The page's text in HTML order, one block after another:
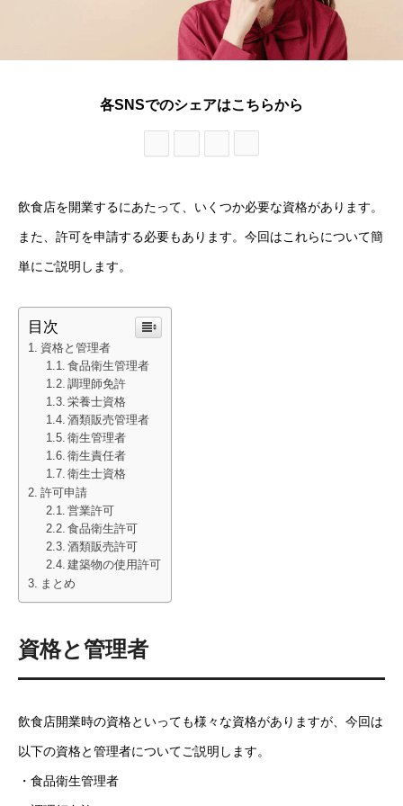
各SNSでのシェアはこちらから
飲食店を開業するにあたって、いくつか必要な資格があります。
また、許可を申請する必要もあります。今回はこれらについて簡
単にご説明します。
目次
資格と管理者
食品衛生管理者
調理師免許
栄養士資格
酒類販売管理者
衛生管理者
衛生責任者
衛生士資格
許可申請
営業許可
食品衛生許可
酒類販売許可
建築物の使用許可
まとめ
資格と管理者
飲食店開業時の資格といっても様々な資格がありますが、今回は
以下の資格と管理者についてご説明します。
・食品衛生管理者